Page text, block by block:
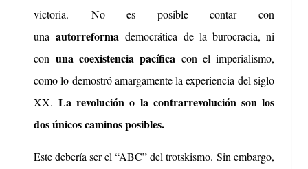
victoria. No es posible contar con
unaautorreforma democrática de la burocracia, ni
con una coexistencia pacífica con el imperialismo,
como lo demostró amargamente la experiencia del siglo
XX.La revolución o la contrarrevolución son los
dos únicos caminos posibles.
Este debería ser el “ABC” del trotskismo. Sin embargo,